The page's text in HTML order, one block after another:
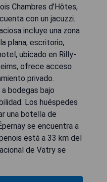
Chambres d'Hôtes,
con un jacuzzi.
incluye una zona
plana, escritorio,
ubicado en Rilly-
ofrece acceso
privado.
bodegas bajo
Los huéspedes
una botella de
se encuentra a
está a 33 km del
de Vatry se